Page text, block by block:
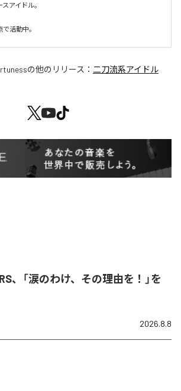
アイドル。
活動中。
の他のリリース： 二刀流系アイドル
、「涙のわけ、その理由を！」を
2026.8.8